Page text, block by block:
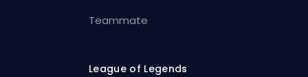
Teammate
League of Legends